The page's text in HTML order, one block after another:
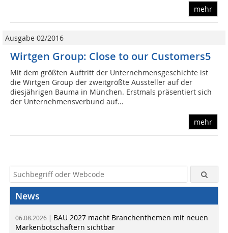
mehr
Ausgabe 02/2016
Wirtgen Group: Close to our Customers5
Mit dem größten Auftritt der Unternehmensgeschichte ist
die Wirtgen Group der zweitgrößte Aussteller auf der
diesjährigen Bauma in München. Erstmals präsentiert sich
der Unternehmensverbund auf...
mehr
News
06.08.2026 | BAU 2027 macht Branchenthemen mit neuen
Markenbotschaftern sichtbar